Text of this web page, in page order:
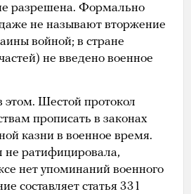
разрешена. Формально
не называют вторжение
войной; в стране
не введено военное
этом. Шестой протокол
прописать в законах
казни в военное время.
не ратифицировала,
нет упоминаний военного
составляет статья 331